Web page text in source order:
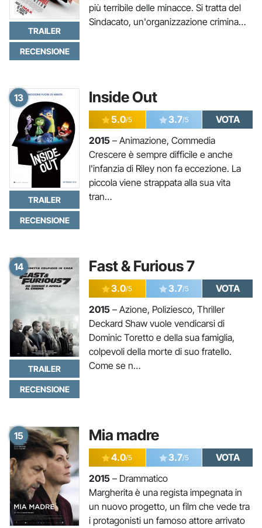
TRAILER
RECENSIONE
più terribile delle minacce. Si tratta del
Sindacato, un'organizzazione crimina…
13 Inside Out
TRAILER
RECENSIONE
5.0/5 3.7/5
VOTA
2015 – Animazione, Commedia
Crescere è sempre difficile e anche
l'infanzia di Riley non fa eccezione. La
piccola viene strappata alla sua vita
tran…
14 Fast & Furious 7
TRAILER
RECENSIONE
3.0/5 3.7/5
VOTA
2015 – Azione, Poliziesco, Thriller
Deckard Shaw vuole vendicarsi di
Dominic Toretto e della sua famiglia,
colpevoli della morte di suo fratello.
Come se n…
15 Mia madre
4.0/5 3.7/5
VOTA
2015 – Drammatico
Margherita è una regista impegnata in
un nuovo progetto, un film che vede tra
i protagonisti un famoso attore arrivato